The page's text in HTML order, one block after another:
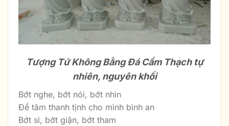
Tượng Tứ Không Bằng Đá Cẩm Thạch tự
nhiên, nguyên khối
Bớt nghe, bớt nói, bớt nhìn
Để tâm thanh tịnh cho mình bình an
Bớt si, bớt giận, bớt tham